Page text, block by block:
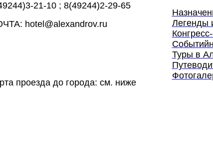
21-10; 8(49244)2-29-65
hotel@alexandrov.ru
проезда до города: см. ниже
Легенды
Туры в